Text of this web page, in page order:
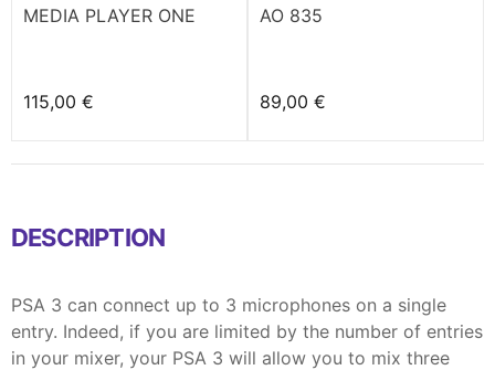
MEDIA PLAYER ONE
115,00 €
AO 835
89,00 €
DESCRIPTION
PSA 3 can connect up to 3 microphones on a single
entry. Indeed, if you are limited by the number of entries
in your mixer, your PSA 3 will allow you to mix three